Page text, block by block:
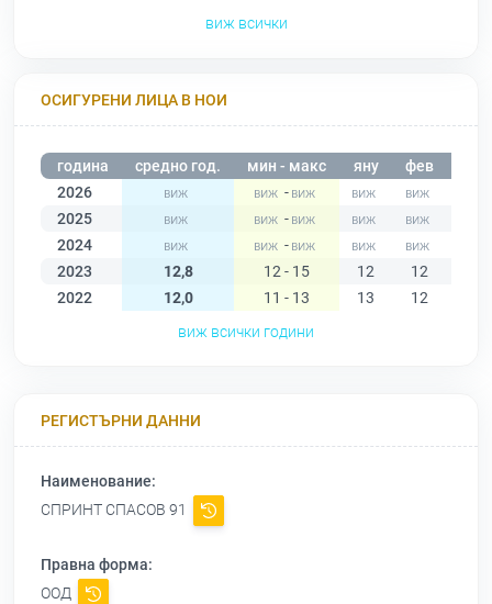
виж всички
ОСИГУРЕНИ ЛИЦА В НОИ
година средно год. мин - макс яну фев
2026
-
2025
-
2024
-
2023
12,8 12 - 15 12 12
2022
12,0 11 - 13 13 12
виж всички години
РЕГИСТЪРНИ ДАННИ
Наименование:
СПРИНТ СПАСОВ 91
Правна форма:
ООД